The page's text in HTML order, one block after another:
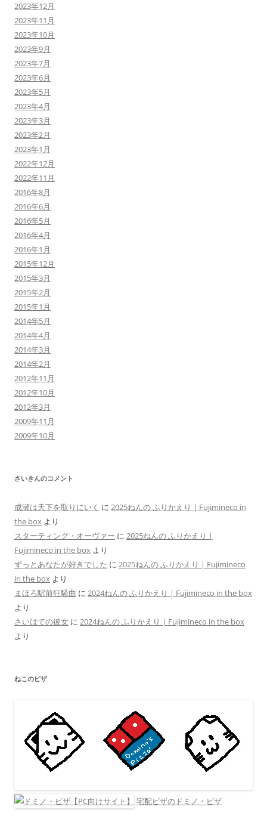
2023年12月
2023年11月
2023年10月
2023年9月
2023年7月
2023年6月
2023年5月
2023年4月
2023年3月
2023年2月
2023年1月
2022年12月
2022年11月
2016年8月
2016年6月
2016年5月
2016年4月
2016年1月
2015年12月
2015年3月
2015年2月
2015年1月
2014年5月
2014年4月
2014年3月
2014年2月
2012年11月
2012年10月
2012年3月
2009年11月
2009年10月
さいきんのコメント
成瀬は天下を取りにいく に 2025ねんの ふりかえり | Fujimineco in
the box より
スターティング・オーヴァー に 2025ねんの ふりかえり |
Fujimineco in the box より
ずっとあなたが好きでした に 2025ねんの ふりかえり | Fujimineco
in the box より
まほろ駅前狂騒曲 に 2024ねんの ふりかえり | Fujimineco in the box
より
さいはての彼女 に 2024ねんの ふりかえり | Fujimineco in the box
より
ねこのピザ
宅配ピザのドミノ・ピザ